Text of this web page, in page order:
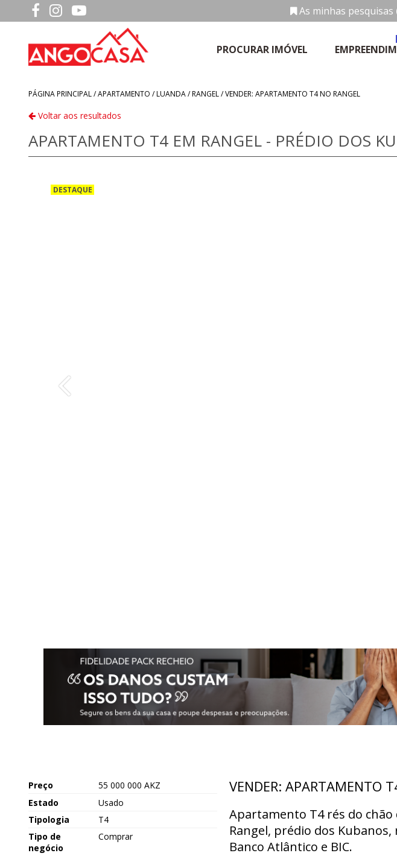
As minhas pesquisas
PROCURAR IMÓVEL
PÁGINA PRINCIPAL /APARTAMENTO /LUANDA/RANGEL/VENDER: APARTAMENTO T4 NO RANGEL
Voltar aos resultados
APARTAMENTO T4 EM RANGEL - PRÉDIO DOS
Preço
55 000 000 AKZ
Estado
Usado
Tipologia
T4
Tipo de
negócio
Comprar
VENDER: APARTAMENTO
Apartamento T4 rés do
Rangel, prédio dos
Banco Atlântico e BIC.